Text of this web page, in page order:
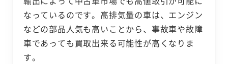
なっているのです。高排気量の車は、エンジン
などの部品人気も高いことから、事故車や故障
車であっても買取出来る可能性が高くなりま
す。